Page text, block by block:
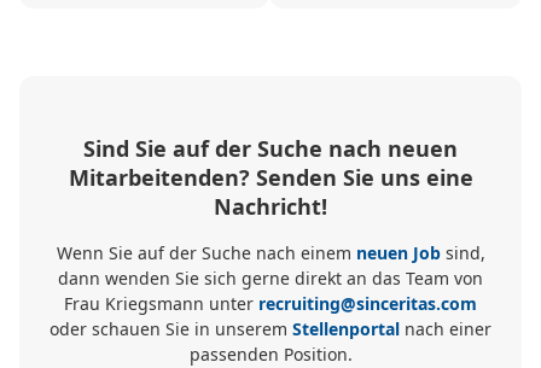
Sind Sie auf der Suche nach neuen
Mitarbeitenden? Senden Sie uns eine
Nachricht!
Wenn Sie auf der Suche nach einem neuen Jobsind,
dann wenden Sie sich gerne direkt an das Team von
Frau Kriegsmann unter recruiting@sinceritas.com
oder schauen Sie in unserem Stellenportal nach einer
passenden Position.